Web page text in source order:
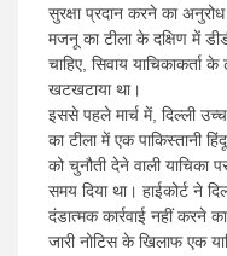
सुरक्षा प्रदान करने का
मजनू का टीला के दक्षिण में
चाहिए, सिवाय याचिकाकर्ता
खटखटाया था।
इससे पहले मार्च में, दिल्ली
का टीला में एक पाकिस्तानी
को चुनौती देने वाली याचिका
समय दिया था। हाईकोर्ट ने
दंडात्मक कार्रवाई नहीं करने का
जारी नोटिस के खिलाफ एक